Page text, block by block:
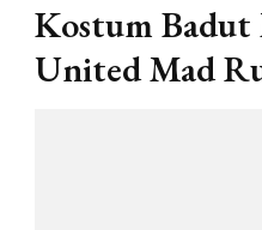
Kostum
United Mad